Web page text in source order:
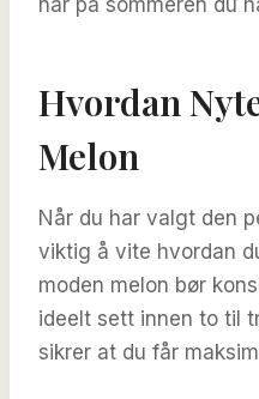
Hvordan
Melon
Når du har valgt den
viktig å vite hvordan
moden melon bør
ideelt sett innen to til
sikrer at du får